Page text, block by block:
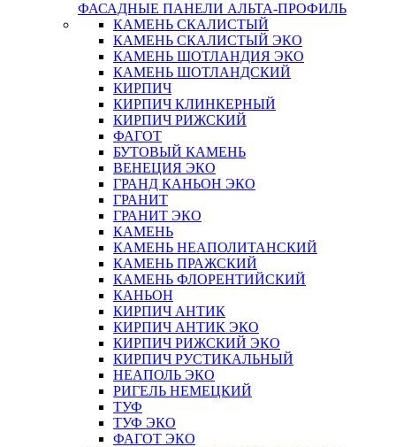
ФАСАДНЫЕ ПАНЕЛИ АЛЬТА-ПРОФИЛЬ
КАМЕНЬ СКАЛИСТЫЙ
КАМЕНЬ СКАЛИСТЫЙ ЭКО
КАМЕНЬ ШОТЛАНДИЯ ЭКО
КАМЕНЬ ШОТЛАНДСКИЙ
КИРПИЧ
КИРПИЧ КЛИНКЕРНЫЙ
КИРПИЧ РИЖСКИЙ
ФАГОТ
БУТОВЫЙ КАМЕНЬ
ВЕНЕЦИЯ ЭКО
ГРАНД КАНЬОН ЭКО
ГРАНИТ
ГРАНИТ ЭКО
КАМЕНЬ
КАМЕНЬ НЕАПОЛИТАНСКИЙ
КАМЕНЬ ПРАЖСКИЙ
КАМЕНЬ ФЛОРЕНТИЙСКИЙ
КАНЬОН
КИРПИЧ АНТИК
КИРПИЧ АНТИК ЭКО
КИРПИЧ РИЖСКИЙ ЭКО
КИРПИЧ РУСТИКАЛЬНЫЙ
НЕАПОЛЬ ЭКО
РИГЕЛЬ НЕМЕЦКИЙ
ТУФ
ТУФ ЭКО
ФАГОТ ЭКО